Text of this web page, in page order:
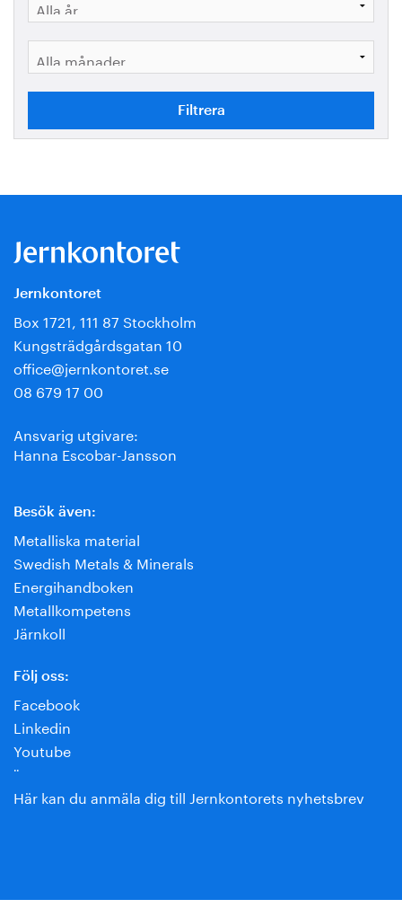
Jernkontoret
Box 1721, 111 87 Stockholm
Kungsträdgårdsgatan 10
office@jernkontoret.se
08 679 17 00
Ansvarig utgivare:
Hanna Escobar-Jansson
Besök även:
Metalliska material
Swedish Metals & Minerals
Energihandboken
Metallkompetens
Järnkoll
Följ oss:
Facebook
Linkedin
Youtube
¨
Här kan du anmäla dig till Jernkontorets nyhetsbrev